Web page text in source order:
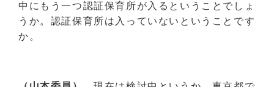
中にもう一つ認証保育所が入るということでしょ
うか。認証保育所は入っていないということです
か。